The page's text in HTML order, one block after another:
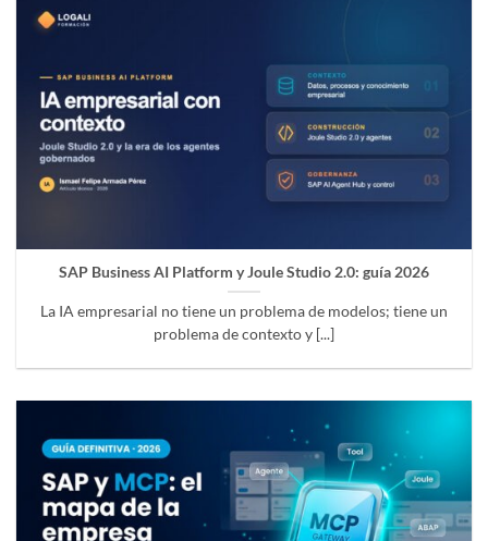
SAP Business AI Platform y Joule Studio 2.0: guía 2026
La IA empresarial no tiene un problema de modelos; tiene un
problema de contexto y [...]